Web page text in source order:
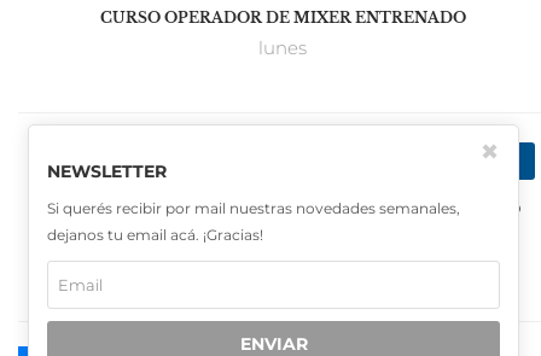
CURSO OPERADOR DE MIXER ENTRENADO
lunes
SAVE THE DATE: II CONGRESO ARGENTINO DE CRÉDITO
HIPOTECARIO – INSCRIPCIÓN
martes
NEWSLETTER
Si querés recibir por mail nuestras novedades semanales,
dejanos tu email acá. ¡Gracias!
ENVIAR
✖